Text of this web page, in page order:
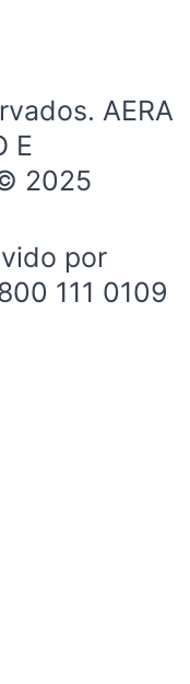
AERA
E
2025
por
111 0109